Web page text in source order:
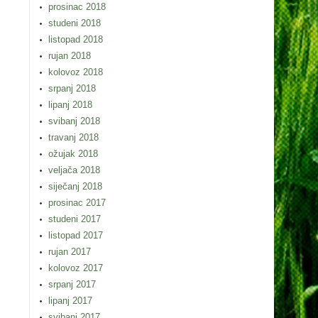
prosinac 2018
studeni 2018
listopad 2018
rujan 2018
kolovoz 2018
srpanj 2018
lipanj 2018
svibanj 2018
travanj 2018
ožujak 2018
veljača 2018
siječanj 2018
prosinac 2017
studeni 2017
listopad 2017
rujan 2017
kolovoz 2017
srpanj 2017
lipanj 2017